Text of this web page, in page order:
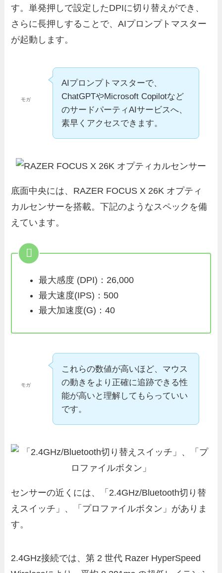
す。単発押しで設定したDPIに切り替えができ、
さらに長押しすることで、AIプロンプトマスター
が起動します。
モガ
AIプロンプトマスターで、
ChatGPTやMicrosoft Copilotなど
のサードパーティAIサービスへ、
素早くアクセスできます。
底面中央には、RAZER FOCUS X 26K オプティ
カルセンサーを搭載。下記のようなスペックを備
えています。
最大感度 (DPI)：26,000
最大速度(IPS)：500
最大加速度(G)：40
モガ
これらの数値が高いほど、マウス
の動きをより正確に追跡できる性
能が高いと理解してもらっていい
です。
センサーの近くには、「2.4GHz/Bluetooth切り替
えスイッチ」、「プロファイルボタン」がありま
す。
2.4GHz接続では、第 2 世代 Razer HyperSpeed